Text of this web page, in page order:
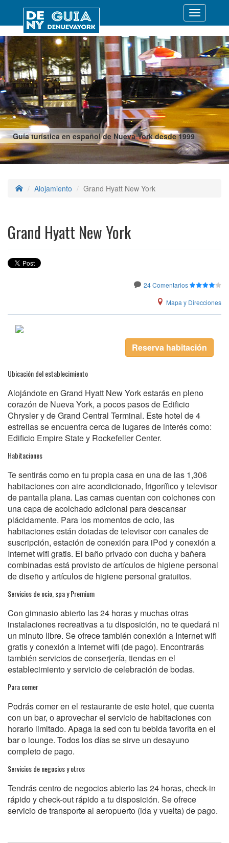
Guía turística en español de Nueva York desde 1999
Desplegar
Alojamiento Grand Hyatt New York
Grand Hyatt New York
24 Comentarios
Mapa y Direcciones
Reserva habitación
Ubicación del establecimiento
Alojándote en Grand Hyatt New York estarás en pleno
corazón de Nueva York, a pocos pasos de Edificio
Chrysler y de Grand Central Terminal. Este hotel de 4
estrellas se encuentra cerca de lugares de interés como:
Edificio Empire State y Rockefeller Center.
Habitaciones
Te sentirás como en tu propia casa en una de las 1,306
habitaciones con aire acondicionado, frigorífico y televisor
de pantalla plana. Las camas cuentan con colchones con
una capa de acolchado adicional para descansar
plácidamente. Para los momentos de ocio, las
habitaciones están dotadas de televisor con canales de
suscripción, estación de conexión para iPod y conexión a
Internet wifi gratis. El baño privado con ducha y bañera
combinadas está provisto de artículos de higiene personal
de diseño y artículos de higiene personal gratuitos.
Servicios de ocio, spa y Premium
Con gimnasio abierto las 24 horas y muchas otras
instalaciones recreativas a tu disposición, no te quedará ni
un minuto libre. Se ofrece también conexión a Internet wifi
gratis y conexión a Internet wifi (de pago). Encontrarás
también servicios de conserjería, tiendas en el
establecimiento y servicio de celebración de bodas.
Para comer
Podrás comer en el restaurante de este hotel, que cuenta
con un bar, o aprovechar el servicio de habitaciones con
horario limitado. Apaga la sed con tu bebida favorita en el
bar o lounge. Todos los días se sirve un desayuno
completo de pago.
Servicios de negocios y otros
Tendrás centro de negocios abierto las 24 horas, check-in
rápido y check-out rápido a tu disposición. Se ofrece
servicio de transporte al aeropuerto (ida y vuelta) de pago.